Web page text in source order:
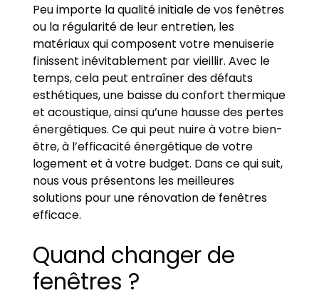
Peu importe la qualité initiale de vos fenêtres
ou la régularité de leur entretien, les
matériaux qui composent votre menuiserie
finissent inévitablement par vieillir. Avec le
temps, cela peut entraîner des défauts
esthétiques, une baisse du confort thermique
et acoustique, ainsi qu’une hausse des pertes
énergétiques. Ce qui peut nuire à votre bien-
être, à l’efficacité énergétique de votre
logement et à votre budget. Dans ce qui suit,
nous vous présentons les meilleures
solutions pour une rénovation de fenêtres
efficace.
Quand changer de
fenêtres ?